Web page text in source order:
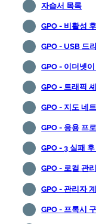
자습서 목록
GPO - 비활성
GPO - USB 드
GPO - 이더넷
GPO - 트래픽
GPO - 지도 네
GPO - 응용 프
GPO - 3 실패
GPO - 로컬 관
GPO - 관리자
GPO - 프록시